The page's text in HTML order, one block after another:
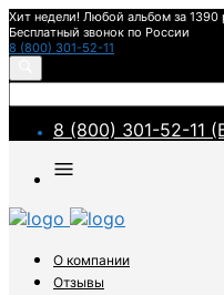
Хит недели! Любой альбом за 1390
Бесплатный звонок по России
8 (800) 301-52-11
8 (800) 301-52-11
О компании
Отзывы